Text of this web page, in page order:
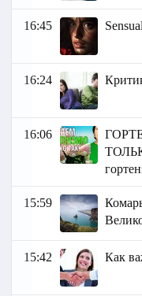
16:45
16:24
16:06
15:59
15:42 Как